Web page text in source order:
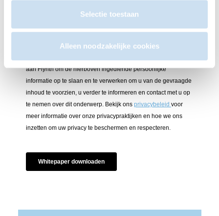
Selectie toestaan
Alleen noodzakelijke cookies